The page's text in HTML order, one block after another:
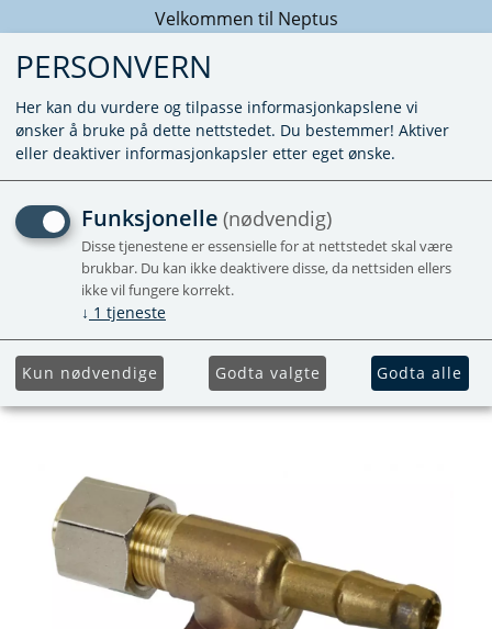
Velkommen til Neptus
OVERGANG SLANGE 10MM
- RØR 3/8 M/VEGGFESTE -
UTGÅR
Utgående
PERSONVERN
Her kan du vurdere og tilpasse informasjonkapslene vi
ønsker å bruke på dette nettstedet. Du bestemmer! Aktiver
eller deaktiver informasjonkapsler etter eget ønske.
Funksjonelle (nødvendig)
Disse tjenestene er essensielle for at nettstedet skal være
brukbar. Du kan ikke deaktivere disse, da nettsiden ellers
ikke vil fungere korrekt.
↓ 1 tjeneste
Kun nødvendige Godta valgte Godta alle